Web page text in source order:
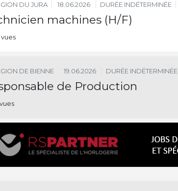
DU JURA 18.06.2026 DURÉE INDÉTERMINÉE
machines (H/F)
vues
DE BIENNE 19.06.2026 DURÉE INDÉTERMINÉE
de Production